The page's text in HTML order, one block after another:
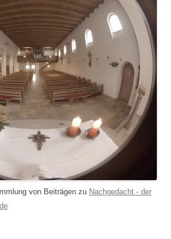
von Beiträgen zu Nachgedacht - der